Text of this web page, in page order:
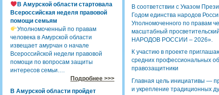
В Амурской области стартовала
Всероссийская неделя правовой
помощи семьям
Уполномоченный по правам
человека в Амурской области
извещает амурчан о начале
Всероссийской недели правовой
помощи по вопросам защиты
интересов семьи.…
Подробнее >>>
В Амурской области пройдет
В соответствии с Указом
Годом единства народов
Уполномоченного по правам
масштабный
НАРОДОВ РОССИИ – 2026».
К участию в проекте
средних профессиональных
правозащитники
Главная цель инициативы —
и укрепление традиционных